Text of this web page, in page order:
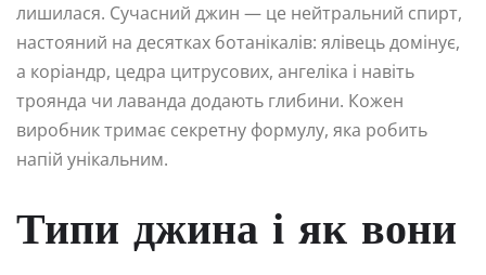
лишилася. Сучасний джин — це нейтральний спирт,
настояний на десятках ботанікалів: ялівець домінує,
а коріандр, цедра цитрусових, ангеліка і навіть
троянда чи лаванда додають глибини. Кожен
виробник тримає секретну формулу, яка робить
напій унікальним.
Типи джина і як вони